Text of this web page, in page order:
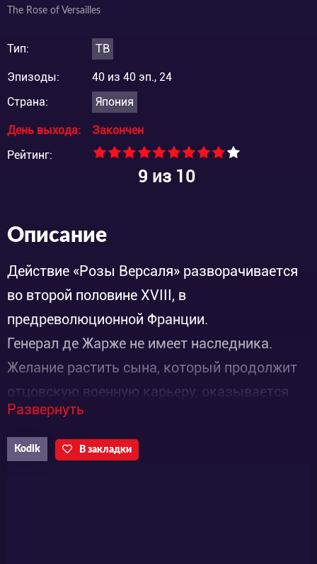
The Rose of Versailles
Тип: ТВ
Эпизоды:
40 из 40 эп., 24
Страна:
Япония
День выхода:
Закончен
Рейтинг:
9 из 10
Описание
Действие «Розы Версаля» разворачивается
во второй половине XVIII, в
предреволюционной Франции.
Генерал де Жарже не имеет наследника.
Желание растить сына, который продолжит
отцовскую военную карьеру, оказывается
настолько сильно, что генерал называет
свою последнюю дочь Оскаром-Франсуа и
воспитывает, как мальчика.
Развернуть
Kodik В закладки